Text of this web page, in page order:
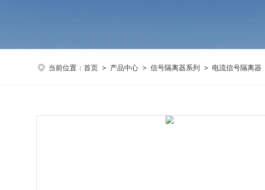
当前位置： 首页 > 产品中心 > 信号隔离器系列 > 电流信号隔离器